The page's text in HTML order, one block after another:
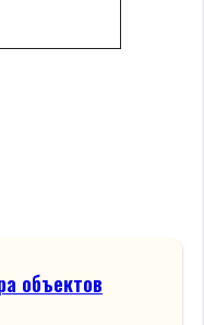
объектов